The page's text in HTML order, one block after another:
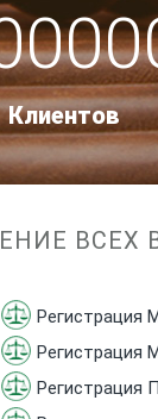
Клиентов
ВСЕХ
Регистрация
Регистрация
Регистрация